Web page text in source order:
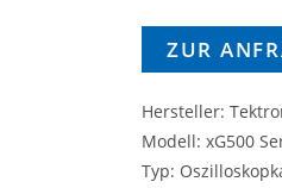
ZUR
Hersteller:
Modell: xG500
Typ: